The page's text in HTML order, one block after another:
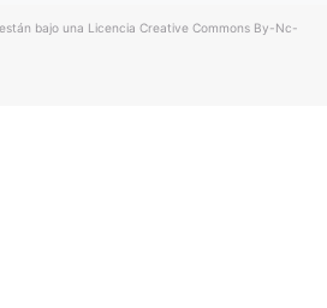
bajo una Licencia Creative Commons By-Nc-